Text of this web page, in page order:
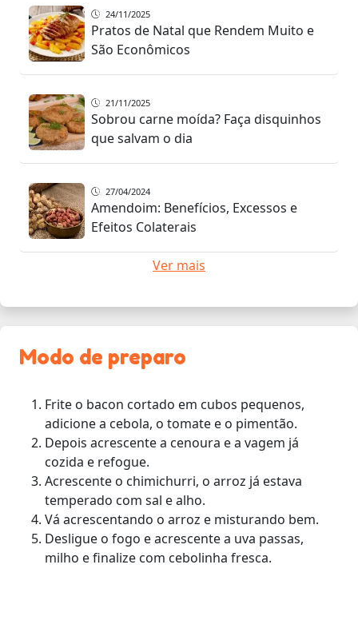
24/11/2025
Pratos de Natal que Rendem Muito e
São Econômicos
21/11/2025
Sobrou carne moída? Faça disquinhos
que salvam o dia
27/04/2024
Amendoim: Benefícios, Excessos e
Efeitos Colaterais
Ver mais
Modo de preparo
Frite o bacon cortado em cubos pequenos,
adicione a cebola, o tomate e o pimentão.
Depois acrescente a cenoura e a vagem já
cozida e refogue.
Acrescente o chimichurri, o arroz já estava
temperado com sal e alho.
Vá acrescentando o arroz e misturando bem.
Desligue o fogo e acrescente a uva passas,
milho e finalize com cebolinha fresca.